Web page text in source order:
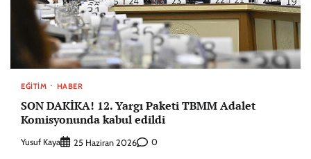
EĞITIM HABER
SON DAKİKA! 12. Yargı Paketi TBMM Adalet
Komisyonunda kabul edildi
Yusuf Kaya 25 Haziran 2026 0